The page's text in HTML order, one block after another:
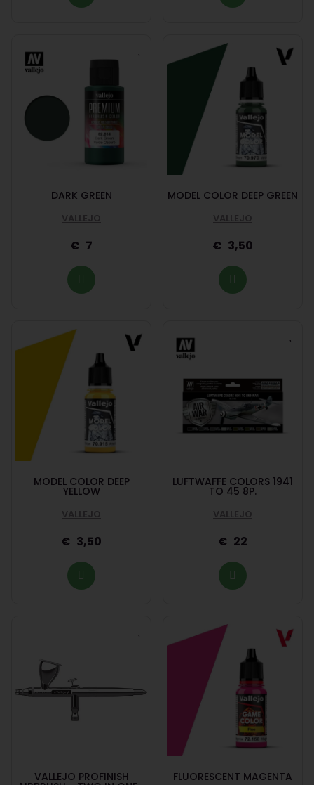
DARK GREEN
VALLEJO
7
MODEL COLOR DEEP GREEN
VALLEJO
3,50
MODEL COLOR DEEP
YELLOW
VALLEJO
3,50
LUFTWAFFE COLORS 1941
TO 45 8P.
VALLEJO
22
VALLEJO PROFINISH FLUORESCENT MAGENTA